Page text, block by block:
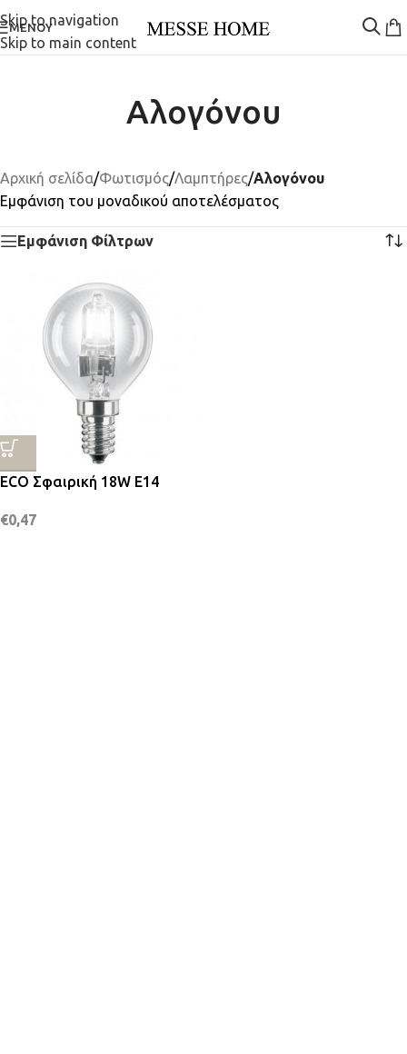
Skip to navigation
Skip to main content
ΜΕΝΟΎ
Αλογόνου
Αρχική σελίδα/Φωτισμός/Λαμπτήρες/Αλογόνου
Εμφάνιση του μοναδικού αποτελέσματος
Εμφάνιση Φίλτρων
ECO Σφαιρική 18W Ε14
€0,47